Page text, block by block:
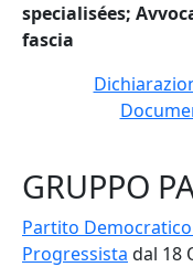
specialisées;
fascia
GRUPPO
Partito
Progressista dal 18